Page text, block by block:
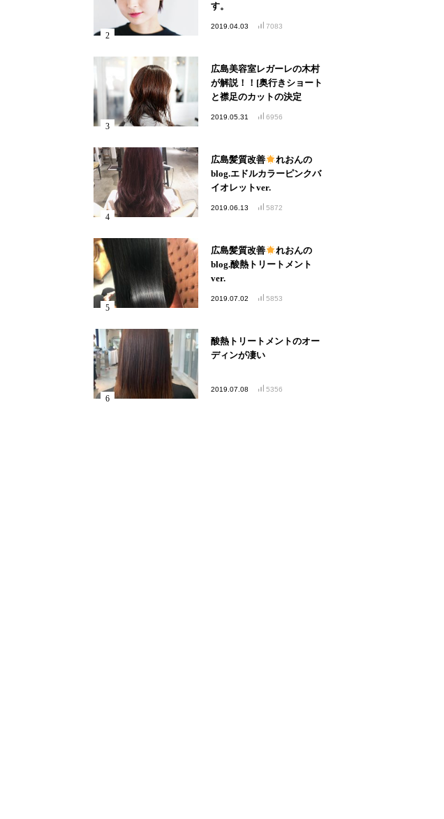
す。
2019.04.03 7083
広島美容室レガーレの木村
が解説！！[奥行きショート
と襟足のカットの決定
2019.05.31 6956
広島髪質改善
れおんの
blog.エドルカラーピンクバ
イオレットver.
2019.06.13 5872
広島髪質改善
れおんの
blog.酸熱トリートメント
ver.
2019.07.02 5853
酸熱トリートメントのオー
ディンが凄い
2019.07.08 5356